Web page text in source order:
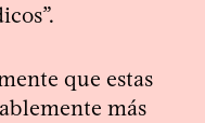
que estas
más